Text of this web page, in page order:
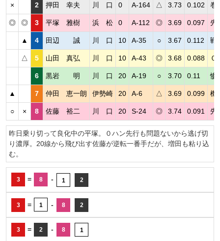
× 2 押田 幸夫 川 口 0 A-164 △ 3.73 0.102 巻
◎ ◎ 3 平塚 雅樹 浜 松 0 A-112 ◎ 3.69 0.097 先
▲ 4 田辺 誠 川 口 10 A-35 ○ 3.67 0.112 戦
△ 5 山田 真弘 川 口 10 A-43 ◎ 3.68 0.088 ０
6 黒岩 明 川 口 20 A-19 ○ 3.70 0.11 惨
▲ 7 仲田 恵一朗 伊勢崎 20 A-6 △ 3.69 0.099 機
○ × 8 佐藤 裕二 川 口 20 S-24 ◎ 3.74 0.091 先
昨日乗り切って良化中の平塚。０ハン先行も問題ないから逃げ切
り濃厚。20線から飛び出す佐藤が逆転一番手だが、増田も粘り込
む。
3 = 8 - 1 2
3 = 1 - 8 2
3 = 2 - 8 1